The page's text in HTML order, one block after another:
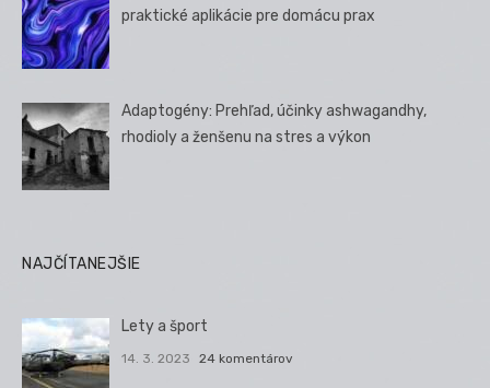
praktické aplikácie pre domácu prax
Adaptogény: Prehľad, účinky ashwagandhy,
rhodioly a ženšenu na stres a výkon
NAJČÍTANEJŠIE
Lety a šport
14. 3. 2023 24 komentárov